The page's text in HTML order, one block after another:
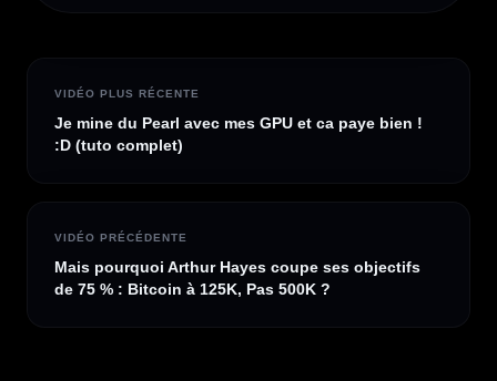
VIDÉO PLUS RÉCENTE
Je mine du Pearl avec mes GPU et ca paye bien !
:D (tuto complet)
VIDÉO PRÉCÉDENTE
Mais pourquoi Arthur Hayes coupe ses objectifs
de 75 % : Bitcoin à 125K, Pas 500K ?